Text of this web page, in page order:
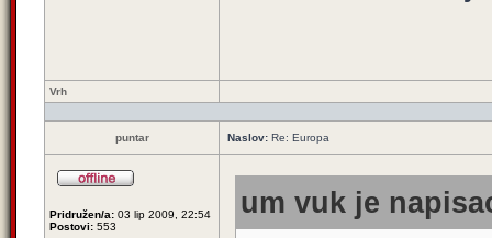
Vrh
puntar Naslov: Re: Europa
Pridružen/a: 03 lip 2009, 22:54
Postovi: 553
um vuk je